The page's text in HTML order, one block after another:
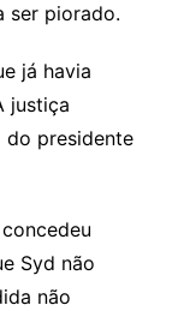
ser piorado.
já havia
justiça
do presidente
Syd não
não